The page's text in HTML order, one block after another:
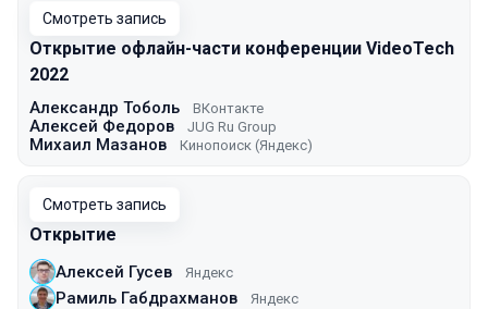
Смотреть запись
Открытие офлайн-части конференции VideoTech
2022
Александр Тоболь ВКонтакте
Алексей Федоров JUG Ru Group
Михаил Мазанов Кинопоиск (Яндекс)
Смотреть запись
Открытие
Алексей Гусев Яндекс
Рамиль Габдрахманов Яндекс